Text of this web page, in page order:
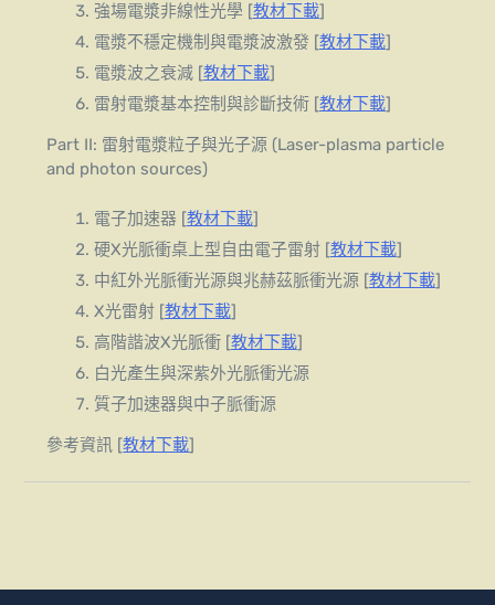
強場電漿非線性光學 [教材下載]
電漿不穩定機制與電漿波激發 [教材下載]
電漿波之衰減 [教材下載]
雷射電漿基本控制與診斷技術 [教材下載]
Part II: 雷射電漿粒子與光子源 (Laser-plasma particle
and photon sources)
電子加速器 [教材下載]
硬X光脈衝桌上型自由電子雷射 [教材下載]
中紅外光脈衝光源與兆赫茲脈衝光源 [教材下載]
X光雷射 [教材下載]
高階諧波X光脈衝 [教材下載]
白光產生與深紫外光脈衝光源
質子加速器與中子脈衝源
參考資訊 [教材下載]